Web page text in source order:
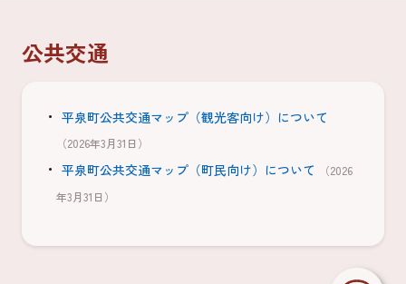
公共交通
平泉町公共交通マップ（観光客向け）について
（2026年3月31日）
平泉町公共交通マップ（町民向け）について
（2026
年3月31日）